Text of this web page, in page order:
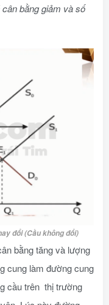
cân bằng giảm và số
đổi (Cầu không đổi)
bằng tăng và lượng
cung làm đường cung
cầu trên thị trường